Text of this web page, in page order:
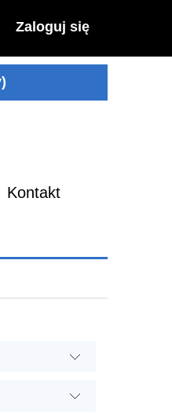
Zaloguj się
Kontakt